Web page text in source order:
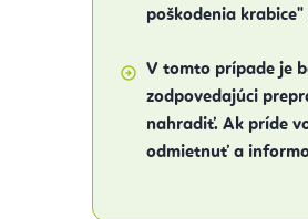
poškodenia
V tomto prípade je
zodpovedajúci
nahradiť. Ak príde
odmietnuť a